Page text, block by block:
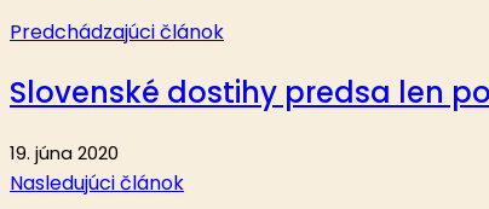
Predchádzajúci článok
Slovenské dostihy predsa len
19. júna 2020
Nasledujúci článok